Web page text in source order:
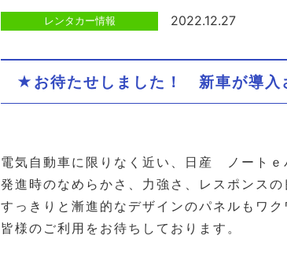
レンタカー情報 2022.12.27
★お待たせしました！ 新車が導入
電気自動車に限りなく近い、日産 ノート
発進時のなめらかさ、力強さ、レスポンス
すっきりと漸進的なデザインのパネルもワク
皆様のご利用をお待ちしております。